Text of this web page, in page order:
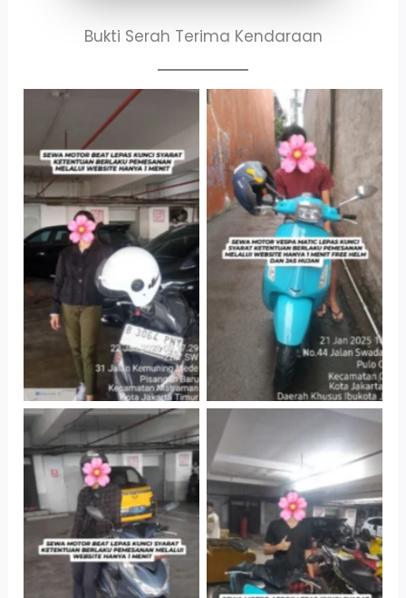
Bukti Serah Terima Kendaraan
Cityplaza
Jatinegara Gedung
Parkir P6A
Antar Jemput
Kendaraan
Cityplaza
Jatinegara Gedung
Parkir P6A
Cityplaza
Jatinegara Gedung
Parkir P6A